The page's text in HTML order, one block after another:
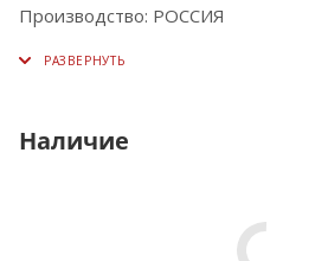
Производство: РОССИЯ
Наличие